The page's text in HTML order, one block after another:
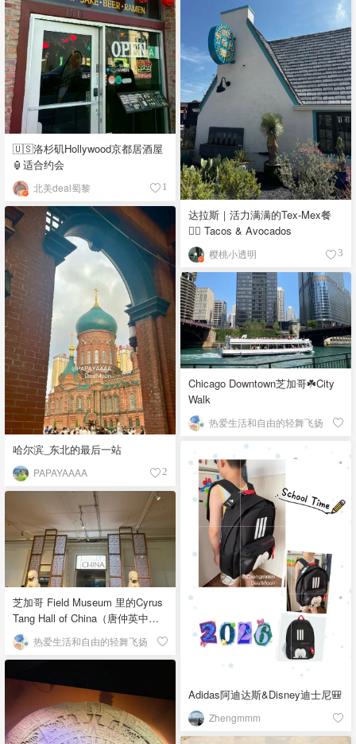
🇺🇸洛杉矶Hollywood京都居酒屋
🏮适合约会
北美deal蜀黎 1
达拉斯｜活力满满的Tex-Mex餐
👉🏼 Tacos & Avocados
樱桃小透明 3
哈尔滨_东北的最后一站
PAPAYAAAA 2
Chicago Downtown芝加哥☘️City
Walk
热爱生活和自由的轻舞飞扬
Adidas阿迪达斯&Disney迪士尼🎒
Zhengmmm
芝加哥 Field Museum 里的Cyrus
Tang Hall of China（唐仲英中国
馆） 热爱生活和自由的轻舞飞扬